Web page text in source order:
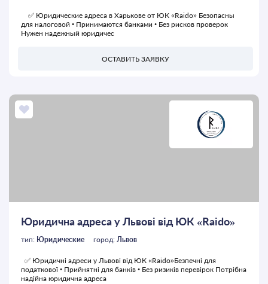
✅ Юридические адреса в Харькове от ЮК «Raido» Безопасны
для налоговой • Принимаются банками • Без рисков проверок
Нужен надежный юридичес
ОСТАВИТЬ ЗАЯВКУ
Юридична адреса у Львові від ЮК «Raido»
тип: Юридические город: Львов
✅ Юридичні адреси у Львові від ЮК «Raido»Безпечні для
податкової • Прийнятні для банків • Без ризиків перевірок Потрібна
надійна юридична адреса